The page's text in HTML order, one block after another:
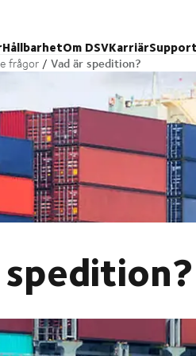
HållbarhetOm DSVKarriär
frågor Vad är spedition?